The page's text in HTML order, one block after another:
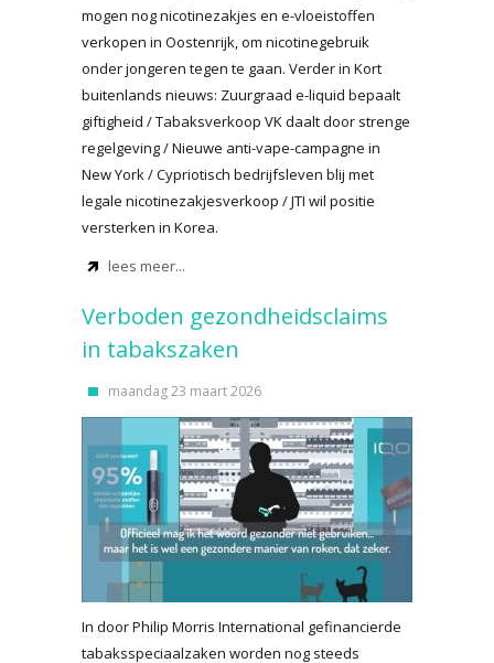
mogen nog nicotinezakjes en e-vloeistoffen
verkopen in Oostenrijk, om nicotinegebruik
onder jongeren tegen te gaan. Verder in Kort
buitenlands nieuws: Zuurgraad e-liquid bepaalt
giftigheid / Tabaksverkoop VK daalt door strenge
regelgeving / Nieuwe anti-vape-campagne in
New York / Cypriotisch bedrijfsleven blij met
legale nicotinezakjesverkoop / JTI wil positie
versterken in Korea.
lees meer...
Verboden gezondheidsclaims
in tabakszaken
maandag 23 maart 2026
In door Philip Morris International gefinancierde
tabaksspeciaalzaken worden nog steeds